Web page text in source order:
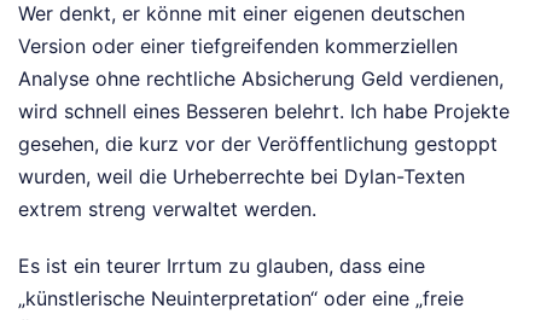
Wer denkt, er könne mit einer eigenen deutschen
Version oder einer tiefgreifenden kommerziellen
Analyse ohne rechtliche Absicherung Geld verdienen,
wird schnell eines Besseren belehrt. Ich habe Projekte
gesehen, die kurz vor der Veröffentlichung gestoppt
wurden, weil die Urheberrechte bei Dylan-Texten
extrem streng verwaltet werden.
Es ist ein teurer Irrtum zu glauben, dass eine
„künstlerische Neuinterpretation“ oder eine „freie